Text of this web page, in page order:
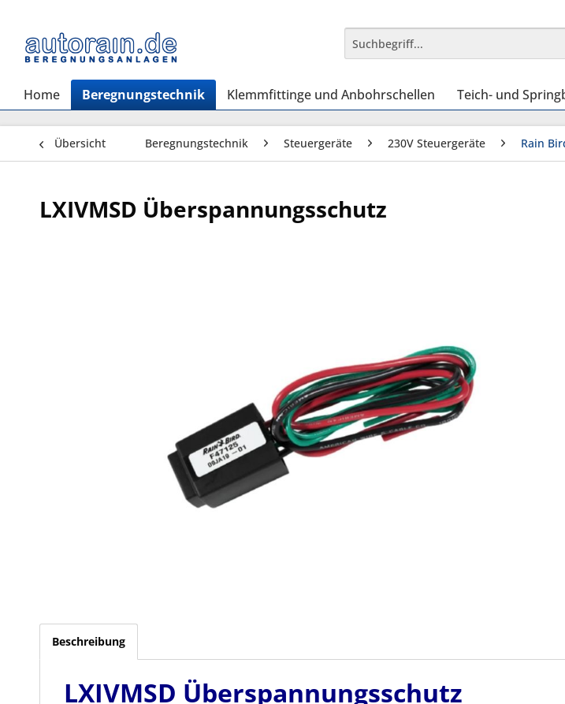
Home Beregnungstechnik Klemmfittinge und Anbohrschellen Teich- und
Übersicht Beregnungstechnik Steuergeräte 230V Steuergeräte Rain
LXIVMSD Überspannungsschutz
Beschreibung
LXIVMSD Überspannungsschutz